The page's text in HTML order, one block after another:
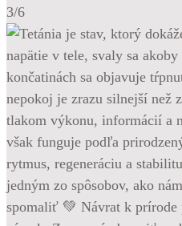
3/6